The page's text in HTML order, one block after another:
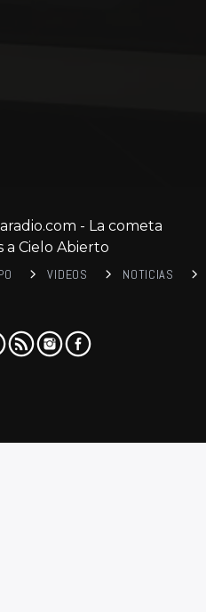
- La cometa
a Cielo Abierto
VIDEOS
NOTICIAS